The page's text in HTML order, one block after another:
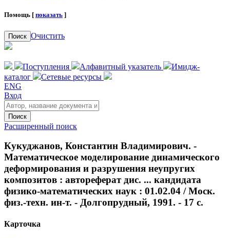
Помощь [ показать ]
Поиск Очистить
Поступления Алфавитный указатель
Имидж-
каталог
Сетевые ресурсы
ENG
Вход
Поиск
Расширенный поиск
Кукуджанов, Константин Владимирович. -
Математическое моделирование динамического
деформирования и разрушения неупругих
композитов : автореферат дис. ... кандидата
физико-математических наук : 01.02.04 / Моск.
физ.-техн. ин-т. - Долгопрудный, 1991. - 17 с.
Карточка